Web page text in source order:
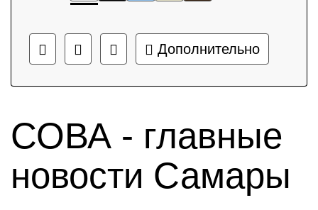
Дополнительно
СОВА - главные
новости Самары